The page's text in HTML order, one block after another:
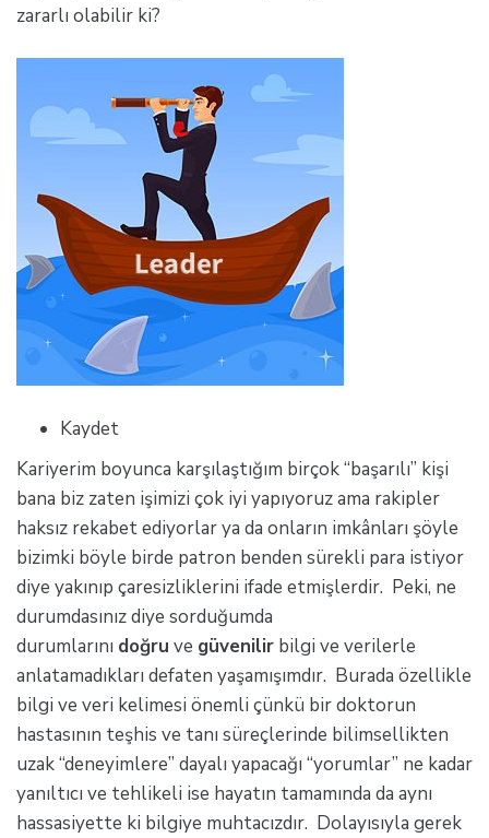
zararlı olabilir ki?
Kaydet
Kariyerim boyunca karşılaştığım birçok “başarılı” kişi
bana biz zaten işimizi çok iyi yapıyoruz ama rakipler
haksız rekabet ediyorlar ya da onların imkânları şöyle
bizimki böyle birde patron benden sürekli para istiyor
diye yakınıp çaresizliklerini ifade etmişlerdir. Peki, ne
durumdasınız diye sorduğumda
durumlarını doğru ve güvenilir bilgi ve verilerle
anlatamadıkları defaten yaşamışımdır. Burada özellikle
bilgi ve veri kelimesi önemli çünkü bir doktorun
hastasının teşhis ve tanı süreçlerinde bilimsellikten
uzak “deneyimlere” dayalı yapacağı “yorumlar” ne kadar
yanıltıcı ve tehlikeli ise hayatın tamamında da aynı
hassasiyette ki bilgiye muhtacızdır. Dolayısıyla gerek